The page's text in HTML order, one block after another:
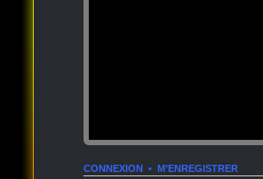
CONNEXION• M’ENREGISTRER